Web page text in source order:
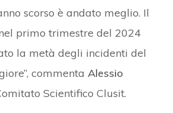
scorso è andato meglio. Il
primo trimestre del 2024
la metà degli incidenti del
commentaAlessio
Scientifico Clusit.